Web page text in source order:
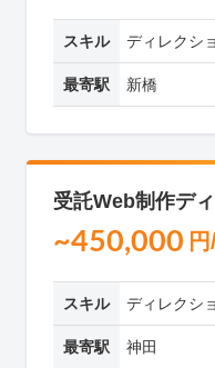
スキル ディレクシ
最寄駅 新橋
受託Web制作デ
~450,000
スキル ディレクシ
最寄駅 神田